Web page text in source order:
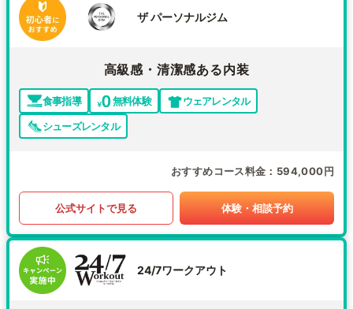
ザ パーソナルジム
高級感・清潔感ある内装
食事指導 無料体験
ウェアレンタル
シューズレンタル
おすすめコース料金 594,000円
公式サイトで見る 体験・相談予約
24/7ワークアウト